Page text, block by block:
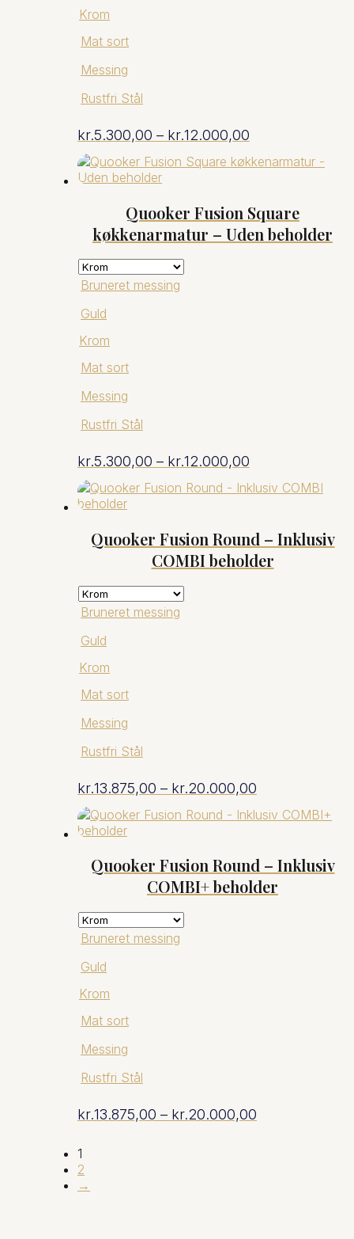
Krom
Mat sort
Messing
Rustfri Stål
kr.5.300,00 – kr.12.000,00
kr.5.300,00
til
kr.12.000,00
Quooker Fusion Square
køkkenarmatur – Uden beholder
Bruneret messing
Guld
Krom
Mat sort
Messing
Rustfri Stål
kr.5.300,00 – kr.12.000,00
kr.5.300,00
til
kr.12.000,00
Quooker Fusion Round – Inklusiv
COMBI beholder
Bruneret messing
Guld
Krom
Mat sort
Messing
Rustfri Stål
kr.13.875,00 – kr.20.000,00
kr.13.875,00
til
kr.20.000,00
Quooker Fusion Round – Inklusiv
COMBI+ beholder
Bruneret messing
Guld
Krom
Mat sort
Messing
Rustfri Stål
kr.13.875,00 – kr.20.000,00
1
2
→